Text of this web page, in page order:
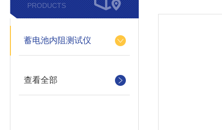
PRODUCTS
蓄电池内阻测试仪
查看全部